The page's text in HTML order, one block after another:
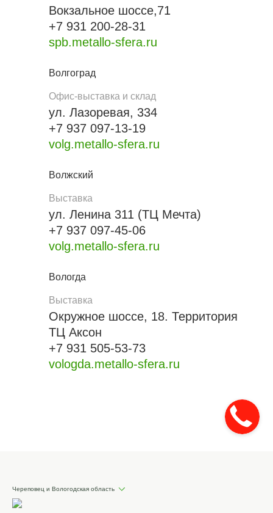
Вокзальное шоссе,71
+7 931 200-28-31
spb.metallo-sfera.ru
Волгоград
Офис-выставка и склад
ул. Лазоревая, 334
+7 937 097-13-19
volg.metallo-sfera.ru
Волжский
Выставка
ул. Ленина 311 (ТЦ Мечта)
+7 937 097-45-06
volg.metallo-sfera.ru
Вологда
Выставка
Окружное шоссе, 18. Территория
ТЦ Аксон
+7 931 505-53-73
vologda.metallo-sfera.ru
Череповец и Вологодская область